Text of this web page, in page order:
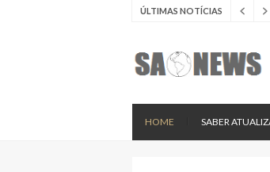
ÚLTIMAS NOTÍCIAS
HOME SABER